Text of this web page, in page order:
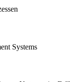
Systems